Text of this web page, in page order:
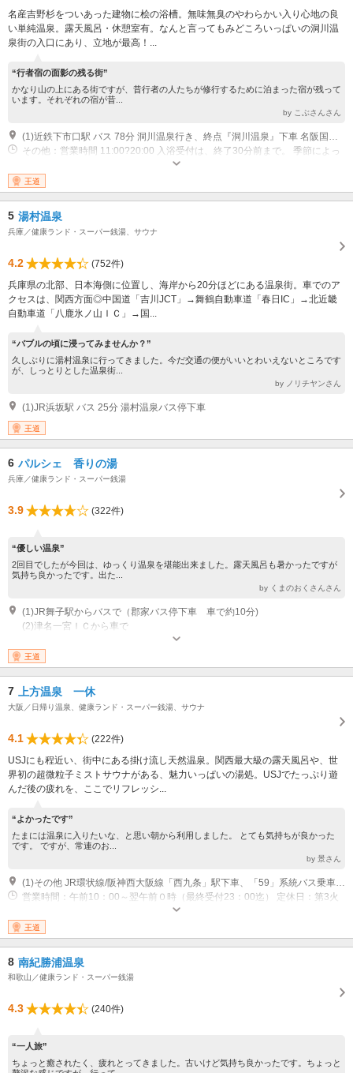
名産吉野杉をついあった建物に桧の浴槽。無味無臭のやわらかい入り心地の良
い単純温泉。露天風呂・休憩室有。なんと言ってもみどころいっぱいの洞川温
泉街の入口にあり、立地が最高！...
“行者宿の面影の残る街”
かなり山の上にある街ですが、昔行者の人たちが修行するために泊まった宿が残って
います。それぞれの宿が昔...
by こぶさんさん
(1)近鉄下市口駅 バス 78分 洞川温泉行き、終点『洞川温泉』下車 名阪国道『針ＩＣ』 車 100分 70km 名古屋方面からの場合国道369号・370号・169号・309号・県道21号線経由で洞川方面へ 南阪奈道路『葛城ＩＣ』 車 70分 50km 大阪方面からの場合山麓線・国道309号・県道21号線経由で洞川方面へ
その他：営業時間 11:00?20:00 入浴受付は、終了30分前まで。 季節によっ
て変更となる場合があります。詳しくはお問い合わせください。 定休日
（水） この日が祝日の場合は翌日。年末年始。※季節によって変更となる
場合があります。詳しくはお問い合わせください。
王道
5 湯村温泉
兵庫／健康ランド・スーパー銭湯、サウナ
4.2
(752件)
兵庫県の北部、日本海側に位置し、海岸から20分ほどにある温泉街。車でのア
クセスは、関西方面◎中国道「吉川JCT」→舞鶴自動車道「春日IC」→北近畿
自動車道「八鹿氷ノ山ＩＣ」→国...
“バブルの頃に浸ってみませんか？”
久しぶりに湯村温泉に行ってきました。今だ交通の便がいいとわいえないところです
が、しっとりとした温泉街...
by ノリチヤンさん
(1)JR浜坂駅 バス 25分 湯村温泉バス停下車
王道
6 パルシェ 香りの湯
兵庫／健康ランド・スーパー銭湯
3.9 (322件)
“優しい温泉”
2回目でしたが今回は、ゆっくり温泉を堪能出来ました。露天風呂も暑かったですが
気持ち良かったです。出た...
by くまのおくさんさん
(1)JR舞子駅からバスで（郡家バス停下車 車で約10分)
(2)津名一宮ＩＣから車で
王道
7 上方温泉 一休
大阪／日帰り温泉、健康ランド・スーパー銭湯、サウナ
4.1
(222件)
USJにも程近い、街中にある掛け流し天然温泉。関西最大級の露天風呂や、世
界初の超微粒子ミストサウナがある、魅力いっぱいの湯処。USJでたっぷり遊
んだ後の疲れを、ここでリフレッシ...
“よかったです”
たまには温泉に入りたいな、と思い朝から利用しました。 とても気持ちが良かった
です。 ですが、常連のお...
by 景さん
営業時間：午前10：00～翌午前０時（最終受付23：00迄） 定休日：第3火
王道
8 南紀勝浦温泉
和歌山／健康ランド・スーパー銭湯
4.3 (240件)
“一人旅”
ちょっと癒されたく、疲れとってきました。古いけど気持ち良かったです。ちょっと